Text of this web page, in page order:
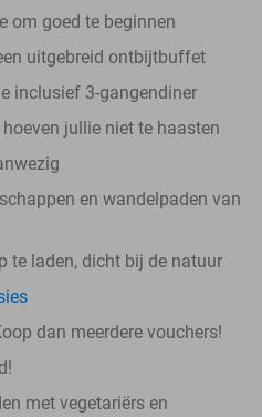
om goed te beginnen
uitgebreid ontbijtbuffet
inclusief 3-gangendiner
jullie niet te haasten
en wandelpaden van
te laden, dicht bij de natuur
dan meerdere vouchers!
met vegetariërs en